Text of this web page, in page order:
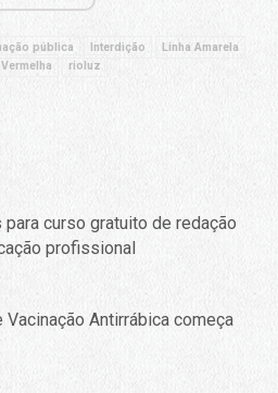
pública Interdição
Linha Amarela
rioluz
curso gratuito de redação
profissional
Vacinação Antirrábica começa